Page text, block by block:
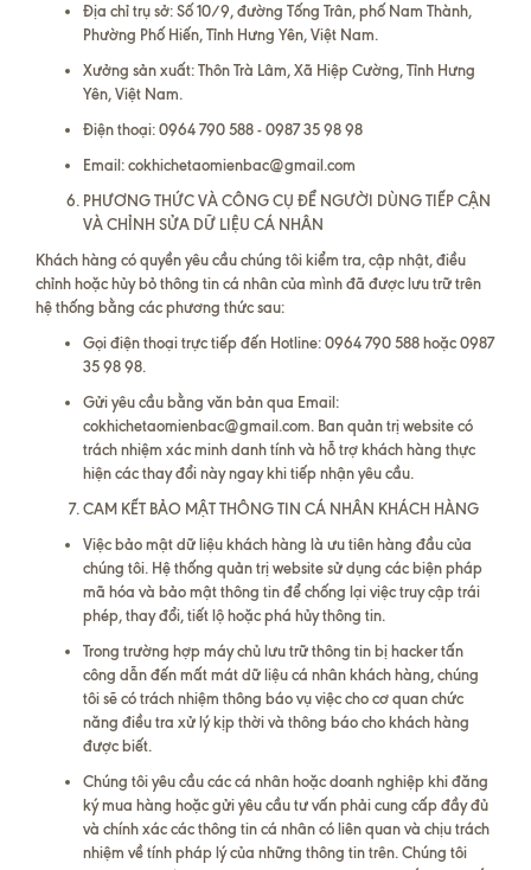
Địa chỉ trụ sở: Số 10/9, đường Tống Trân, phố Nam Thành,
Phường Phố Hiến, Tỉnh Hưng Yên, Việt Nam.
Xưởng sản xuất: Thôn Trà Lâm, Xã Hiệp Cường, Tỉnh Hưng
Yên, Việt Nam.
Điện thoại: 0964 790 588 - 0987 35 98 98
Email: cokhichetaomienbac@gmail.com
PHƯƠNG THỨC VÀ CÔNG CỤ ĐỂ NGƯỜI DÙNG TIẾP CẬN
VÀ CHỈNH SỬA DỮ LIỆU CÁ NHÂN
Khách hàng có quyền yêu cầu chúng tôi kiểm tra, cập nhật, điều
chỉnh hoặc hủy bỏ thông tin cá nhân của mình đã được lưu trữ trên
hệ thống bằng các phương thức sau:
Gọi điện thoại trực tiếp đến Hotline: 0964 790 588 hoặc 0987
35 98 98.
Gửi yêu cầu bằng văn bản qua Email:
cokhichetaomienbac@gmail.com. Ban quản trị website có
trách nhiệm xác minh danh tính và hỗ trợ khách hàng thực
hiện các thay đổi này ngay khi tiếp nhận yêu cầu.
CAM KẾT BẢO MẬT THÔNG TIN CÁ NHÂN KHÁCH HÀNG
Việc bảo mật dữ liệu khách hàng là ưu tiên hàng đầu của
chúng tôi. Hệ thống quản trị website sử dụng các biện pháp
mã hóa và bảo mật thông tin để chống lại việc truy cập trái
phép, thay đổi, tiết lộ hoặc phá hủy thông tin.
Trong trường hợpmáy chủ lưu trữ thông tin bị hacker tấn
công dẫn đến mất mát dữ liệu cá nhân khách hàng, chúng
tôi sẽ có trách nhiệm thông báo vụ việc cho cơ quan chức
năng điều tra xử lý kịp thời và thông báo cho khách hàng
được biết.
Chúng tôi yêu cầu các cá nhân hoặc doanh nghiệp khi đăng
ký mua hàng hoặc gửi yêu cầu tư vấn phải cung cấp đầy đủ
và chính xác các thông tin cá nhân có liên quanvà chịu trách
nhiệm về tính pháp lý của những thông tin trên. Chúng tôi